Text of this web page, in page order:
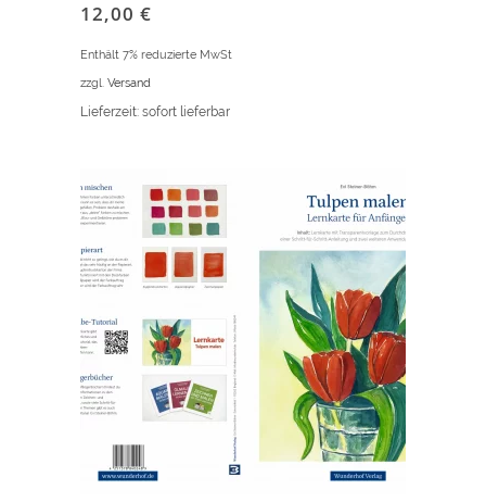
12,00 €
Enthält 7% reduzierte MwSt
zzgl. Versand
Lieferzeit: sofort lieferbar